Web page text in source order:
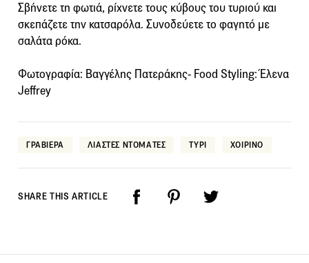
Σβήνετε τη φωτιά, ρίχνετε τους κύβους του τυριού και
σκεπάζετε την κατσαρόλα. Συνοδεύετε το φαγητό με
σαλάτα ρόκα.
Φωτογραφία: Βαγγέλης Πατεράκης- Food Styling: Έλενα
Jeffrey
ΓΡΑΒΙΕΡΑ ΛΙΑΣΤΕΣ ΝΤΟΜΑΤΕΣ ΤΥΡΙ ΧΟΙΡΙΝΟ
SHARE THIS ARTICLE